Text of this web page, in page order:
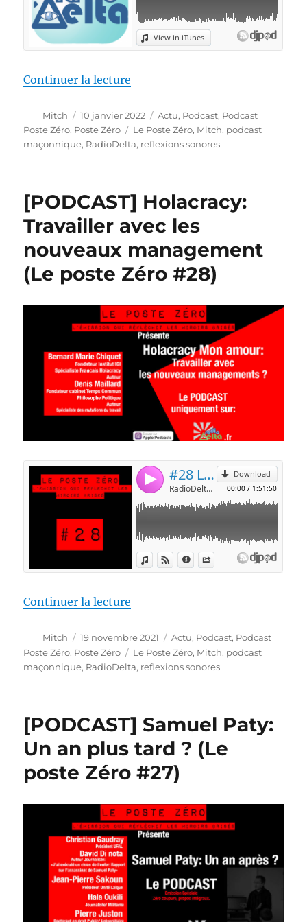
Continuer la lecture
Auteur
Mitch
Publié
le
10 janvier 2022 Catégories
Actu, Podcast, Podcast
Poste Zéro, Poste Zéro Étiquettes
Le Poste Zéro, Mitch, podcast
maçonnique, RadioDelta, reflexions sonores
[PODCAST] Holacracy:
Travailler avec les
nouveaux management
(Le poste Zéro #28)
Continuer la lecture
Auteur
Mitch
Publié
le
19 novembre 2021 Catégories
Actu, Podcast, Podcast
Poste Zéro, Poste Zéro Étiquettes
Le Poste Zéro, Mitch, podcast
maçonnique, RadioDelta, reflexions sonores
[PODCAST] Samuel Paty:
Un an plus tard ? (Le
poste Zéro #27)